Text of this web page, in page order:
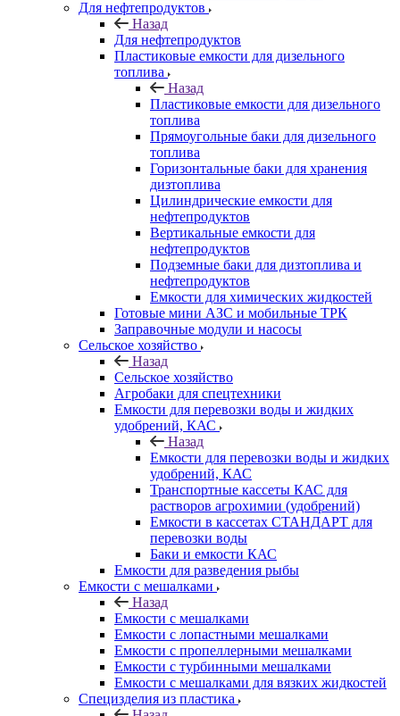
Для нефтепродуктов
Назад
Для нефтепродуктов
Пластиковые емкости для дизельного
топлива
Назад
Пластиковые емкости для дизельного
топлива
Прямоугольные баки для дизельного
топлива
Горизонтальные баки для хранения
дизтоплива
Цилиндрические емкости для
нефтепродуктов
Вертикальные емкости для
нефтепродуктов
Подземные баки для дизтоплива и
нефтепродуктов
Емкости для химических жидкостей
Готовые мини АЗС и мобильные ТРК
Заправочные модули и насосы
Сельское хозяйство
Назад
Сельское хозяйство
Агробаки для спецтехники
Емкости для перевозки воды и жидких
удобрений, КАС
Назад
Емкости для перевозки воды и жидких
удобрений, КАС
Транспортные кассеты КАС для
растворов агрохимии (удобрений)
Емкости в кассетах СТАНДАРТ для
перевозки воды
Баки и емкости КАС
Емкости для разведения рыбы
Емкости с мешалками
Назад
Емкости с мешалками
Емкости с лопастными мешалками
Емкости с пропеллерными мешалками
Емкости с турбинными мешалками
Емкости с мешалками для вязких жидкостей
Специзделия из пластика